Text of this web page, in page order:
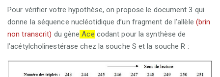
Pour vérifier votre hypothèse, on propose le document 3 qui
donne la séquence nucléotidique d’un fragment de l’allèle (brin
non transcrit) du gène Ace codant pour la synthèse de
l’acétylcholinestérase chez la souche S et la souche R :